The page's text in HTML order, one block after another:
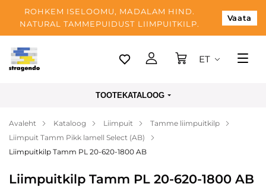
ROHKEM ISELOOMU, MADALAM HIND.
NATURAL TAMMEPUIDUST LIIMPUITKILP.
Vaata
Tallinn
Makse
Meist
ET
TOOTEKATALOOG
Avaleht Kataloog Liimpuit
Tamme liimpuitkilp
Liimpuit Tamm Pikk lamell Select (AB)
Liimpuitkilp Tamm PL 20-620-1800 AB
Liimpuitkilp Tamm PL 20-620-1800 AB